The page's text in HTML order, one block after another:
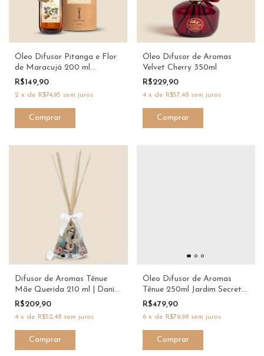
Óleo Difusor Pitanga e Flor
de Maracujá 200 ml
Jordanie
R$149,90
2 x de R$74,95 sem juros
Óleo Difusor de Aromas
Velvet Cherry 350ml
R$229,90
4 x de R$57,48 sem juros
Difusor de Aromas Tênue
Mãe Querida 210 ml | Dani
Fernandes
R$209,90
4 x de R$52,48 sem juros
Óleo Difusor de Aromas
Tênue 250ml Jardim Secreto
Dani Fernandes Best Seller
R$479,90
6 x de R$79,98 sem juros